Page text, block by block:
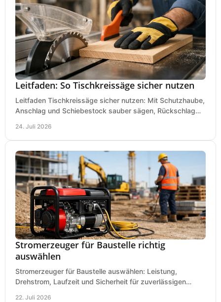
Leitfaden: So Tischkreissäge sicher nutzen
Leitfaden Tischkreissäge sicher nutzen: Mit Schutzhaube,
Anschlag und Schiebestock sauber sägen, Rückschlag
24. Juli 2026
Stromerzeuger für Baustelle richtig
auswählen
Stromerzeuger für Baustelle auswählen: Leistung,
Drehstrom, Laufzeit und Sicherheit für zuverlässigen
22. Juli 2026